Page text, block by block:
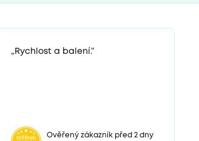
„Rychlost a balení.“
Ověřený zákazník před 2 dny